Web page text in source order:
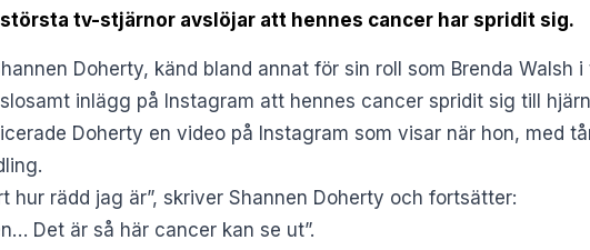
tv-stjärnor avslöjar att hennes cancer har spridit sig.
Doherty, känd bland annat för sin roll som Brenda Walsh i
inlägg på Instagram att hennes cancer spridit sig till
Doherty en video på Instagram som visar när hon, med
hur rädd jag är”, skriver Shannen Doherty och fortsätter:
Det är så här cancer kan se ut”.